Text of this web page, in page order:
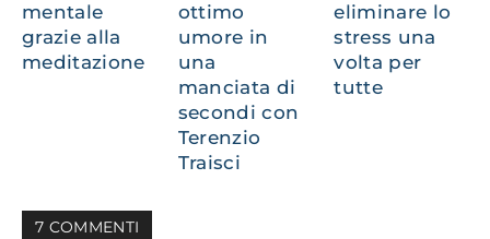
mentale
grazie alla
meditazione
ottimo
umore in
una
manciata di
secondi con
Terenzio
Traisci
eliminare lo
stress una
volta per
tutte
7 COMMENTI